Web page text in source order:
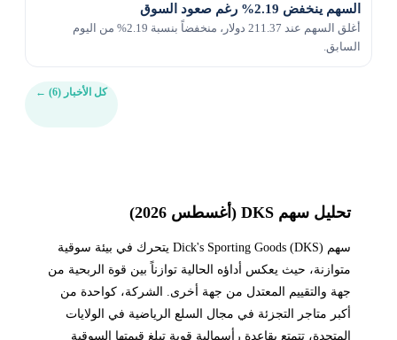
السهم ينخفض 2.19% رغم صعود السوق
أغلق السهم عند 211.37 دولار، منخفضاً بنسبة 2.19% من اليوم
السابق.
كل الأخبار (6) ←
تحليل سهم DKS (أغسطس 2026)
سهم Dick's Sporting Goods (DKS) يتحرك في بيئة سوقية
متوازنة، حيث يعكس أداؤه الحالية توازناً بين قوة الربحية من
جهة والتقييم المعتدل من جهة أخرى. الشركة، كواحدة من
أكبر متاجر التجزئة في مجال السلع الرياضية في الولايات
المتحدة، تتمتع بقاعدة رأسمالية قوية تبلغ قيمتها السوقية